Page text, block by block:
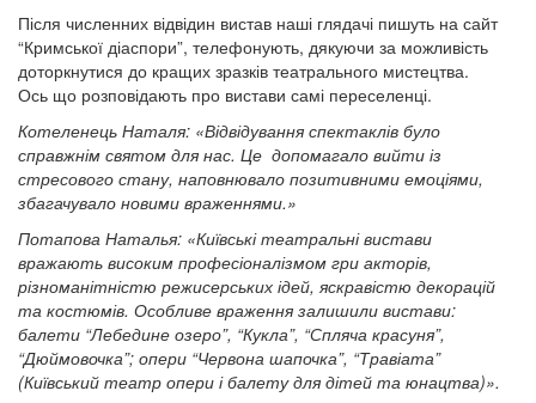
Після численних відвідин вистав наші глядачі пишуть на сайт
“Кримської діаспори”, телефонують, дякуючи за можливість
доторкнутися до кращих зразків театрального мистецтва.
Ось що розповідають про вистави самі переселенці.
Котеленець Наталя: «Відвідування спектаклів було
справжнім святом для нас. Це допомагало вийти із
стресового стану, наповнювало позитивними емоціями,
збагачувало новими враженнями.»
Потапова Наталья: «Київські театральні вистави
вражають високим професіоналізмом гри акторів,
різноманітністю режисерських ідей, яскравістю декорацій
та костюмів. Особливе враження залишили вистави:
балети “Лебедине озеро”, “Кукла”, “Спляча красуня”,
“Дюймовочка”; опери “Червона шапочка”, “Травіата”
(Київський театр опери і балету для дітей та юнацтва)».